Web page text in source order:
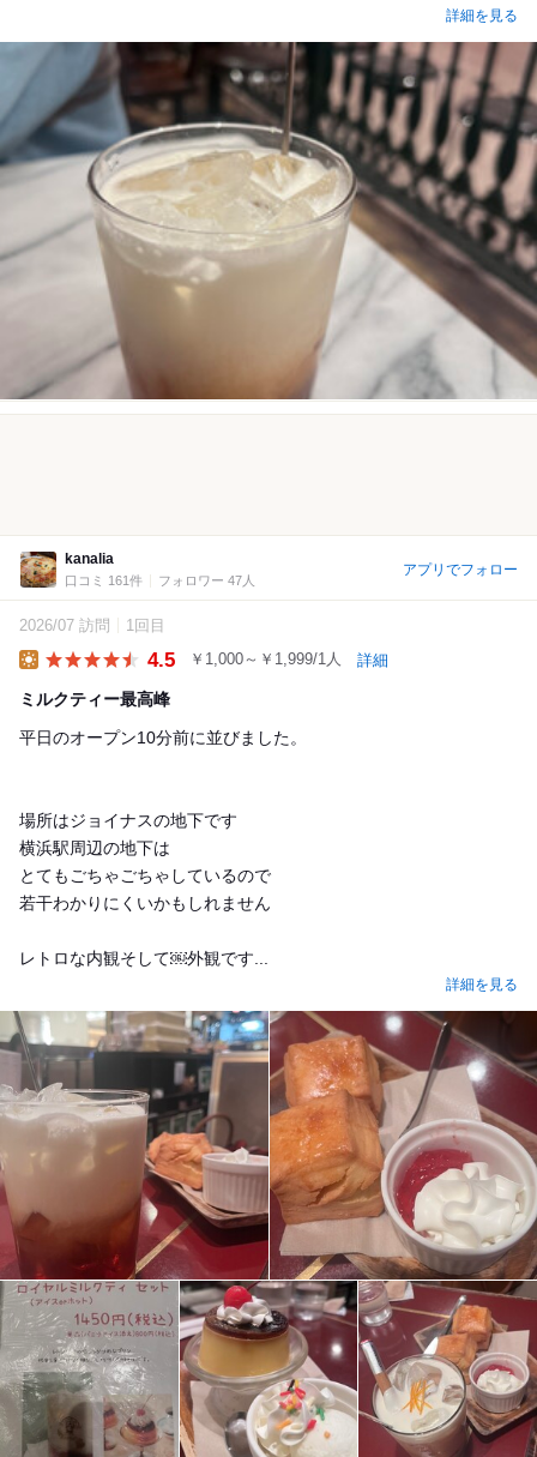
詳細を見る
kanalia
口コミ 161件 フォロワー 47人
アプリでフォロー
2026/07 訪問 1回目
4.5 ￥1,000～￥1,999/1人 詳細
ミルクティー最高峰
平日のオープン10分前に並びました。
場所はジョイナスの地下です
横浜駅周辺の地下は
とてもごちゃごちゃしているので
若干わかりにくいかもしれません
レトロな内観そして￼外観です...
詳細を見る